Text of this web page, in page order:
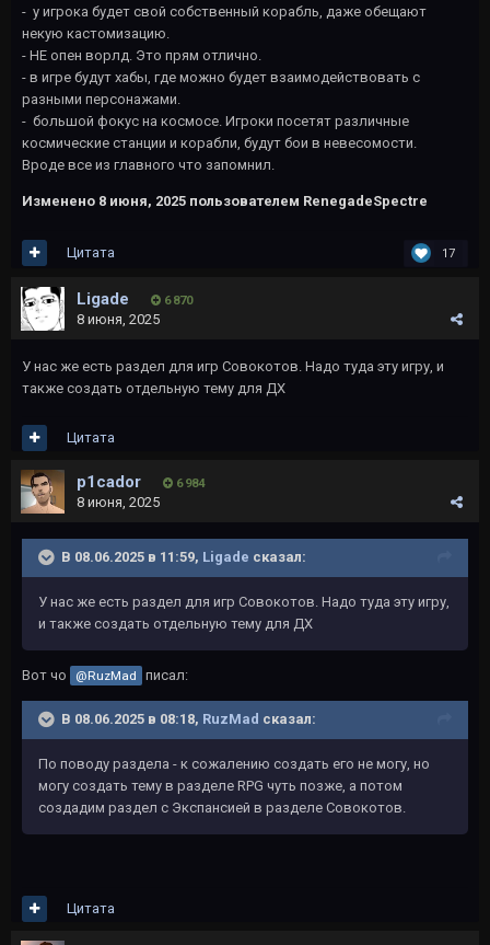
- у игрока будет свой собственный корабль, даже обещают
некую кастомизацию.
- НЕ опен ворлд. Это прям отлично.
- в игре будут хабы, где можно будет взаимодействовать с
разными персонажами.
- большой фокус на космосе. Игроки посетят различные
космические станции и корабли, будут бои в невесомости.
Вроде все из главного что запомнил.
Изменено 8 июня, 2025 пользователем RenegadeSpectre
17
Цитата
Ligade 6 870
8 июня, 2025
У нас же есть раздел для игр Совокотов. Надо туда эту игру, и
также создать отдельную тему для ДХ
Цитата
p1cador 6 984
8 июня, 2025
В 08.06.2025 в 11:59, Ligade сказал:
У нас же есть раздел для игр Совокотов. Надо туда эту игру,
и также создать отдельную тему для ДХ
Вот чо @RuzMad писал:
В 08.06.2025 в 08:18, RuzMad сказал:
По поводу раздела - к сожалению создать его не могу, но
могу создать тему в разделе RPG чуть позже, а потом
создадим раздел с Экспансией в разделе Совокотов.
Цитата